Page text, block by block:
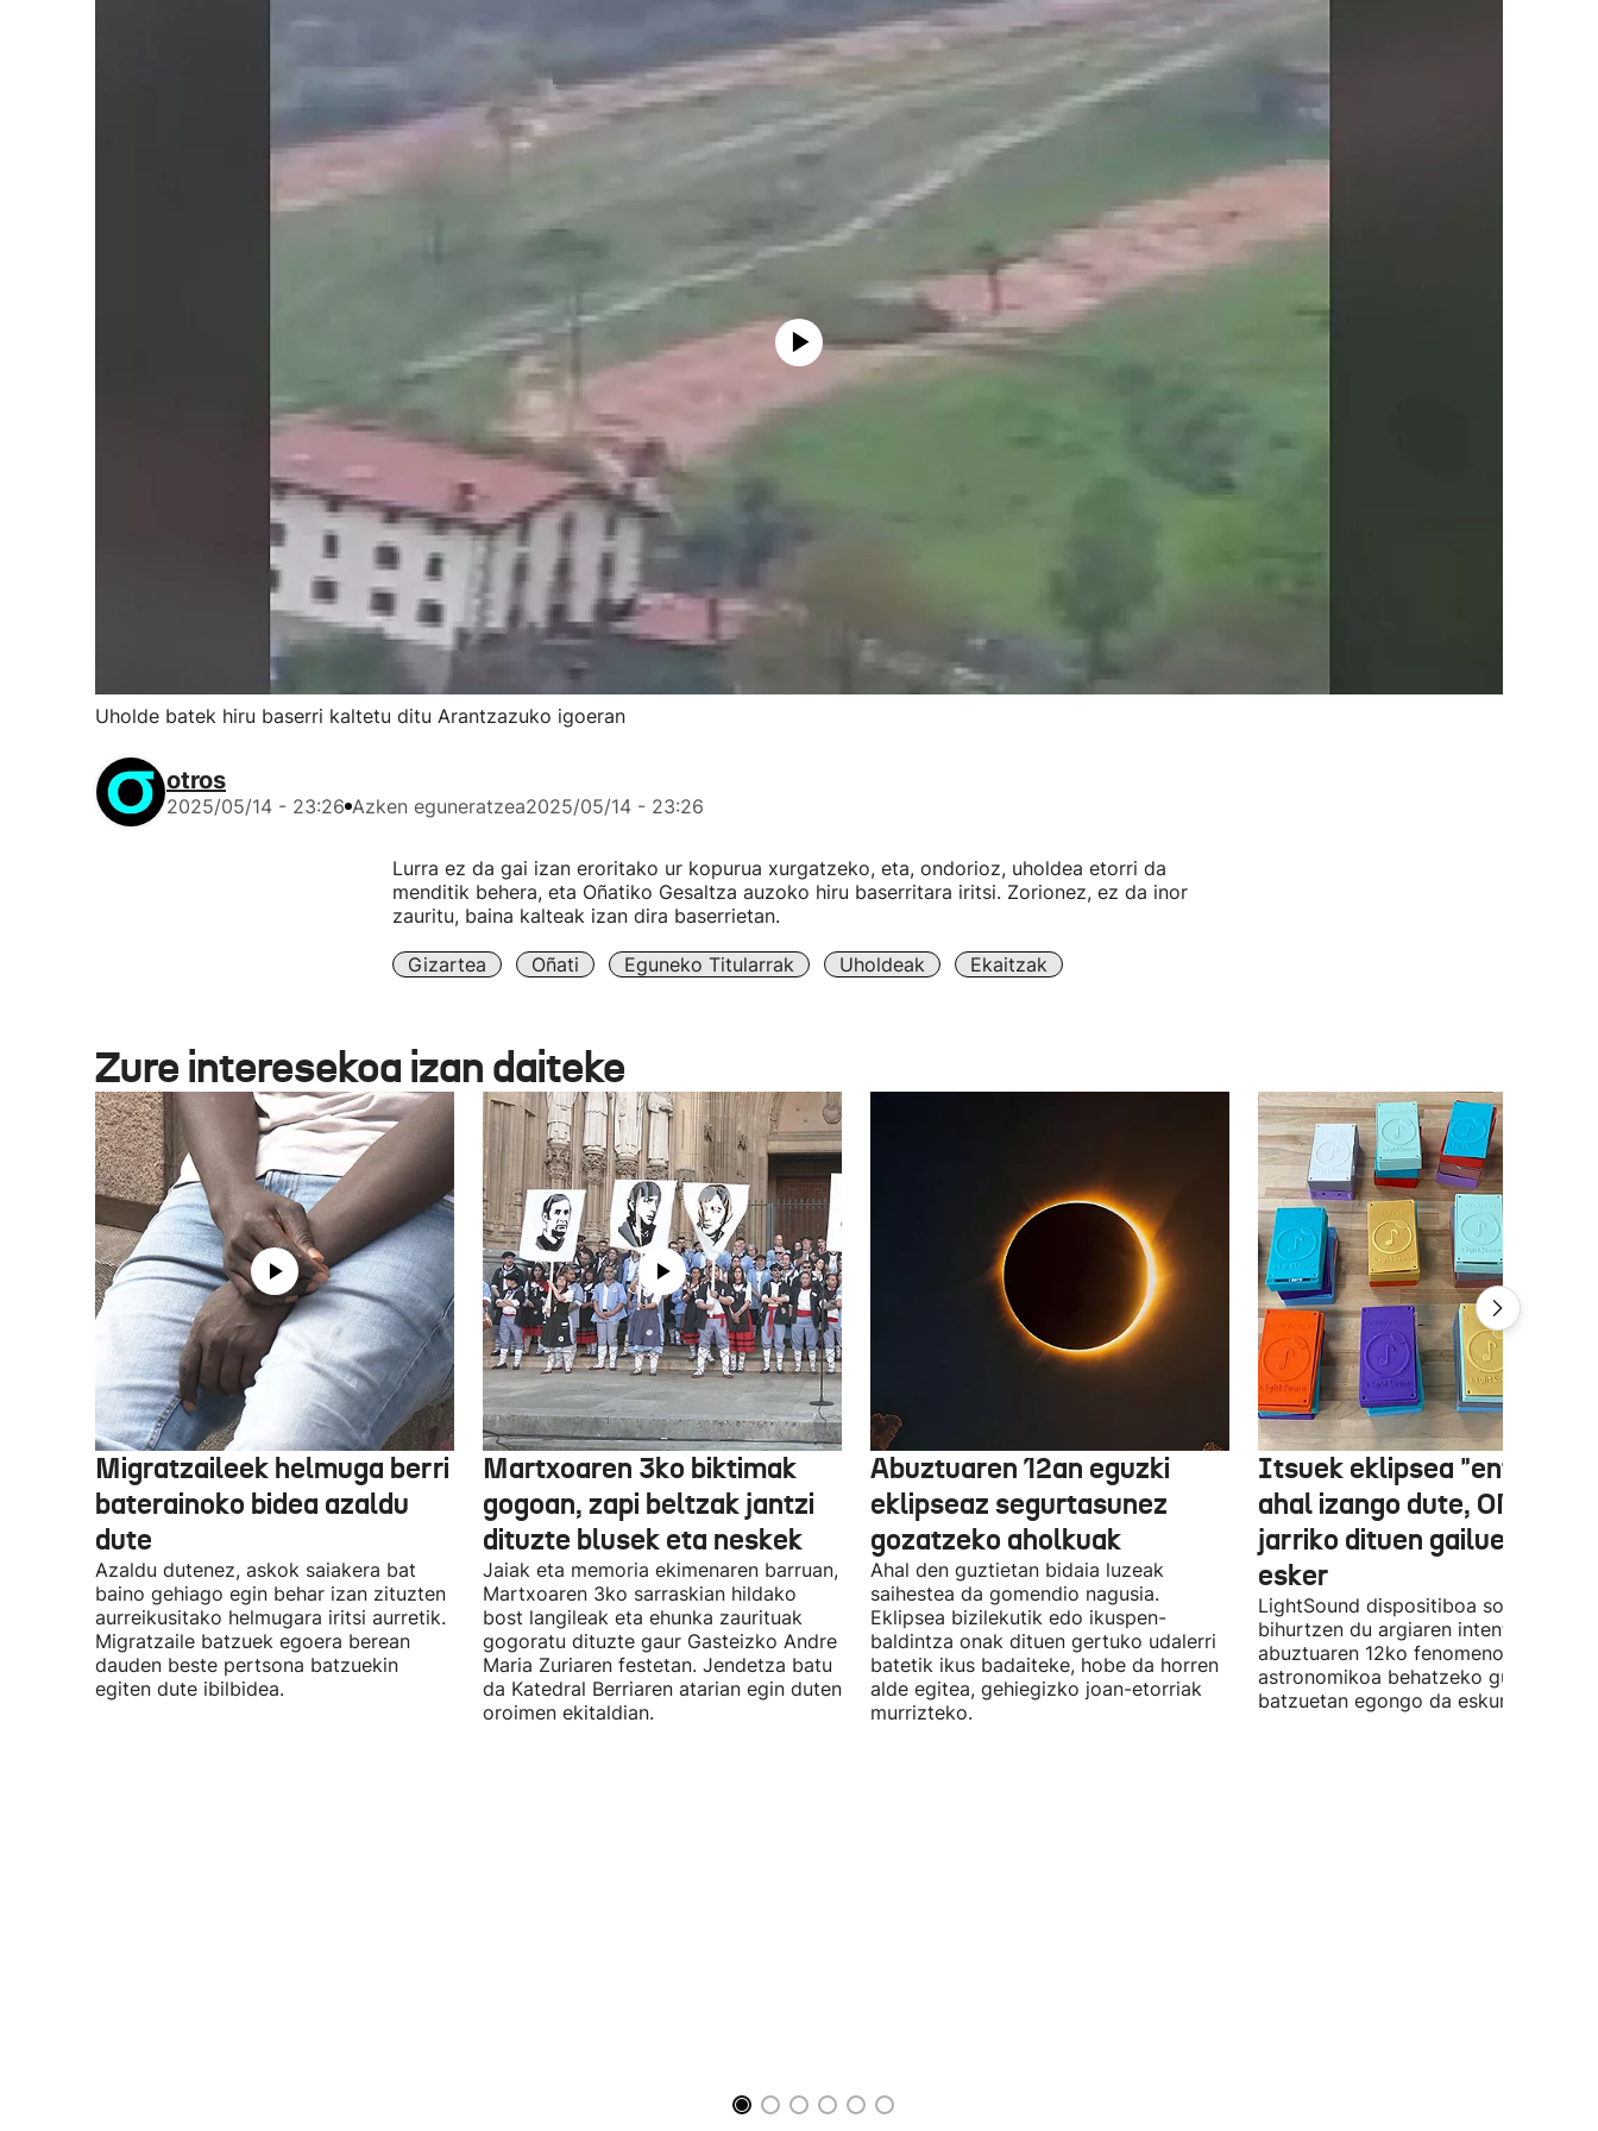
Uholde batek hiru baserri kaltetu ditu Arantzazuko igoeran
otros
2025/05/14 - 23:26 Azken eguneratzea2025/05/14 - 23:26
Lurra ez da gai izan eroritako ur kopurua xurgatzeko, eta, ondorioz, uholdea etorri da
menditik behera, eta Oñatiko Gesaltza auzoko hiru baserritara iritsi. Zorionez, ez da inor
zauritu, baina kalteak izan dira baserrietan.
Gizartea Oñati Eguneko Titularrak Uholdeak Ekaitzak
Zure interesekoa izan daiteke
Migratzaileek helmuga berri
baterainoko bidea azaldu
dute
Azaldu dutenez, askok saiakera bat
baino gehiago egin behar izan zituzten
aurreikusitako helmugara iritsi aurretik.
Migratzaile batzuek egoera berean
dauden beste pertsona batzuekin
egiten dute ibilbidea.
Martxoaren 3ko biktimak
gogoan, zapi beltzak jantzi
dituzte blusek eta neskek
Jaiak eta memoria ekimenaren barruan,
Martxoaren 3ko sarraskian hildako
bost langileak eta ehunka zaurituak
gogoratu dituzte gaur Gasteizko Andre
Maria Zuriaren festetan. Jendetza batu
da Katedral Berriaren atarian egin duten
oroimen ekitaldian.
Abuztuaren 12an eguzki
eklipseaz segurtasunez
gozatzeko aholkuak
Ahal den guztietan bidaia luzeak
saihestea da gomendio nagusia.
Eklipsea bizilekutik edo ikuspen-
baldintza onak dituen gertuko udalerri
batetik ikus badaiteke, hobe da horren
alde egitea, gehiegizko joan-etorriak
murrizteko.
Itsuek eklipsea "entzun"
ahal izango dute, ONCEk
jarriko dituen gailue
esker
LightSound dispositiboa soinu
bihurtzen du argiaren intentsitatea,
abuztuaren 12ko fenomeno
astronomikoa behatzeko gune
batzuetan egongo da eskuragarri.